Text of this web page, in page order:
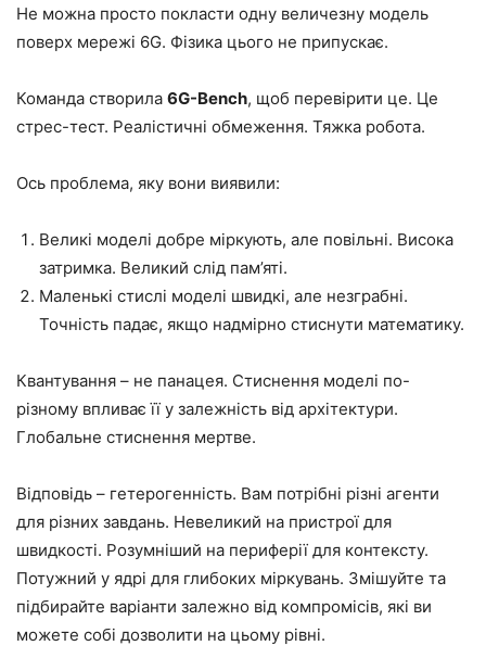
Не можна просто покласти одну величезну модель
поверх мережі 6G. Фізика цього не припускає.
Команда створила 6G-Bench, щоб перевірити це. Це
стрес-тест. Реалістичні обмеження. Тяжка робота.
Ось проблема, яку вони виявили:
Великі моделі добре міркують, але повільні. Висока
затримка. Великий слід пам’яті.
Маленькі стислі моделі швидкі, але незграбні.
Точність падає, якщо надмірно стиснути математику.
Квантування – не панацея. Стиснення моделі по-
різному впливає її у залежність від архітектури.
Глобальне стиснення мертве.
Відповідь – гетерогенність. Вам потрібні різні агенти
для різних завдань. Невеликий на пристрої для
швидкості. Розумніший на периферії для контексту.
Потужний у ядрі для глибоких міркувань. Змішуйте та
підбирайте варіанти залежно від компромісів, які ви
можете собі дозволити на цьому рівні.